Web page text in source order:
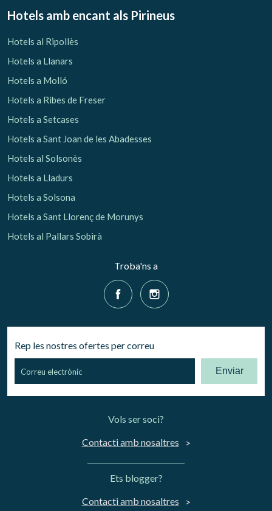
Hotels amb encant als Pirineus
Hotels al Ripollès
Hotels a Llanars
Hotels a Molló
Hotels a Ribes de Freser
Hotels a Setcases
Hotels a Sant Joan de les Abadesses
Hotels al Solsonès
Hotels a Lladurs
Hotels a Solsona
Hotels a Sant Llorenç de Morunys
Hotels al Pallars Sobirà
Troba'ns a
Rep les nostres ofertes per correu
Enviar
Vols ser soci?
Contacti amb nosaltres
Ets blogger?
Contacti amb nosaltres